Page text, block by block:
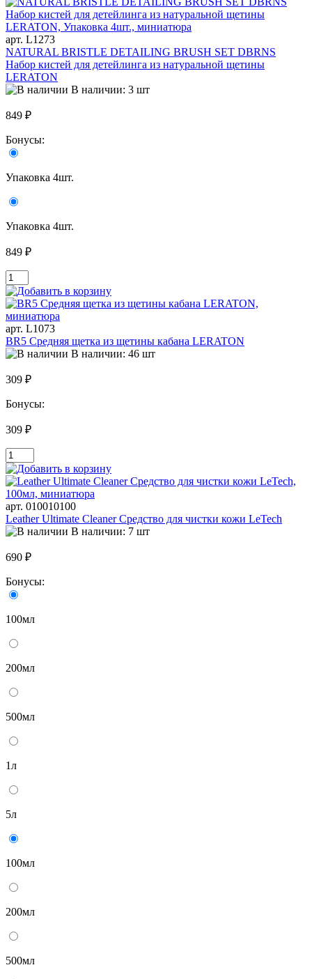
арт. L1273
NATURAL BRISTLE DETAILING BRUSH SET DBRNS
Набор кистей для детейлинга из натуральной щетины
LERATON
В наличии: 3 шт
849 ₽
Бонусы:
Упаковка 4шт.
Упаковка 4шт.
849 ₽
арт. L1073
BR5 Cредняя щетка из щетины кабана LERATON
В наличии: 46 шт
309 ₽
Бонусы:
309 ₽
арт. 010010100
Leather Ultimate Cleaner Средство для чистки кожи LeTech
В наличии: 7 шт
690 ₽
Бонусы:
100мл
200мл
500мл
1л
5л
100мл
200мл
500мл